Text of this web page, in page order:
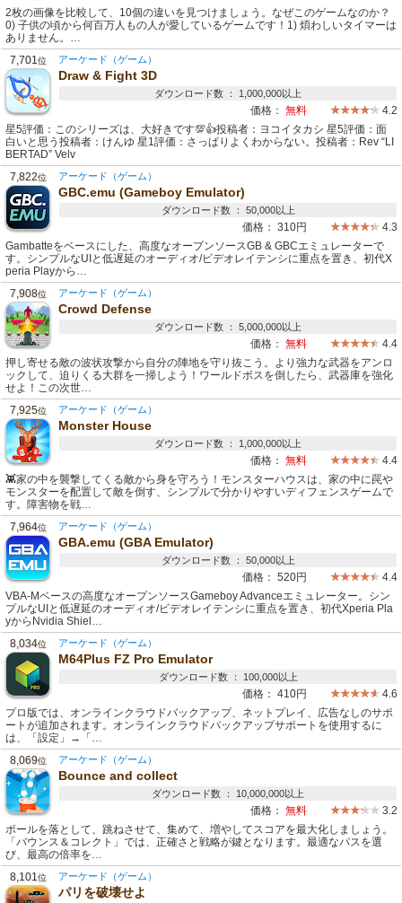
2枚の画像を比較して、10個の違いを見つけましょう。なぜこのゲームなのか？
0) 子供の頃から何百万人もの人が愛しているゲームです！1) 煩わしいタイマーは
ありません。…
7,701位 アーケード（ゲーム）
Draw & Fight 3D
ダウンロード数 ： 1,000,000以上
価格： 無料
4.2
星5評価：このシリーズは、大好きです💯👍投稿者：ヨコイタカシ 星5評価：面
白いと思う投稿者：けんゆ 星1評価：さっぱりよくわからない。投稿者：Rev “LI
BERTAD” Velv
7,822位 アーケード（ゲーム）
GBC.emu (Gameboy Emulator)
ダウンロード数 ： 50,000以上
価格： 310円
4.3
Gambatteをベースにした、高度なオープンソースGB & GBCエミュレーターで
す。シンプルなUIと低遅延のオーディオ/ビデオレイテンシに重点を置き、初代X
peria Playから…
7,908位 アーケード（ゲーム）
Crowd Defense
ダウンロード数 ： 5,000,000以上
価格： 無料
4.4
押し寄せる敵の波状攻撃から自分の陣地を守り抜こう。より強力な武器をアンロ
ックして、迫りくる大群を一掃しよう！ワールドボスを倒したら、武器庫を強化
せよ！この次世…
7,925位 アーケード（ゲーム）
Monster House
ダウンロード数 ： 1,000,000以上
価格： 無料
4.4
👾家の中を襲撃してくる敵から身を守ろう！モンスターハウスは、家の中に罠や
モンスターを配置して敵を倒す、シンプルで分かりやすいディフェンスゲームで
す。障害物を戦…
7,964位 アーケード（ゲーム）
GBA.emu (GBA Emulator)
ダウンロード数 ： 50,000以上
価格： 520円
4.4
VBA-Mベースの高度なオープンソースGameboy Advanceエミュレーター。シン
プルなUIと低遅延のオーディオ/ビデオレイテンシに重点を置き、初代Xperia Pla
yからNvidia Shiel…
8,034位 アーケード（ゲーム）
M64Plus FZ Pro Emulator
ダウンロード数 ： 100,000以上
価格： 410円
4.6
プロ版では、オンラインクラウドバックアップ、ネットプレイ、広告なしのサポ
ートが追加されます。オンラインクラウドバックアップサポートを使用するに
は、「設定」→「…
8,069位 アーケード（ゲーム）
Bounce and collect
ダウンロード数 ： 10,000,000以上
価格： 無料
3.2
ボールを落として、跳ねさせて、集めて、増やしてスコアを最大化しましょう。
「バウンス＆コレクト」では、正確さと戦略が鍵となります。最適なパスを選
び、最高の倍率を…
8,101位 アーケード（ゲーム）
パリを破壊せよ